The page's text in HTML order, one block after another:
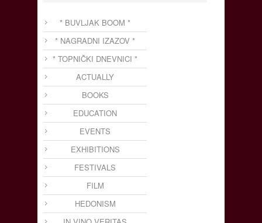
* BUVLJAK BOOM *
* NAGRADNI IZAZOV *
* TOPNIČKI DNEVNICI *
ACTUALLY
BOOKS
EDUCATION
EVENTS
EXHIBITIONS
FESTIVALS
FILM
HEDONISM